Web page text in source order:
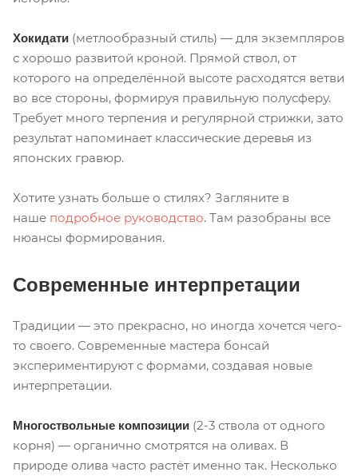
Хокидати (метлообразный стиль) — для экземпляров
с хорошо развитой кроной. Прямой ствол, от
которого на определённой высоте расходятся ветви
во все стороны, формируя правильную полусферу.
Требует много терпения и регулярной стрижки, зато
результат напоминает классические деревья из
японских гравюр.
Хотите узнать больше о стилях? Загляните в
наше подробное руководство. Там разобраны все
нюансы формирования.
Современные интерпретации
Традиции — это прекрасно, но иногда хочется чего-
то своего. Современные мастера бонсай
экспериментируют с формами, создавая новые
интерпретации.
Многоствольные композиции (2-3 ствола от одного
корня) — органично смотрятся на оливах. В
природе олива часто растёт именно так. Несколько